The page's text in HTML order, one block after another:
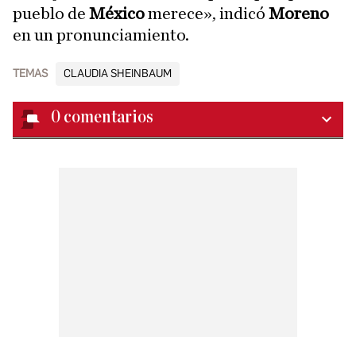
pueblo de Méxicomerece», indicó Moreno
en un pronunciamiento.
TEMAS CLAUDIA SHEINBAUM
0 comentarios